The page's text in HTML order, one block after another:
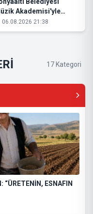
Akademisi'yle
hazırlanıyorlar
06.08.2026 21:38
17 Kategori
“ÜRETENİN, ESNAFIN